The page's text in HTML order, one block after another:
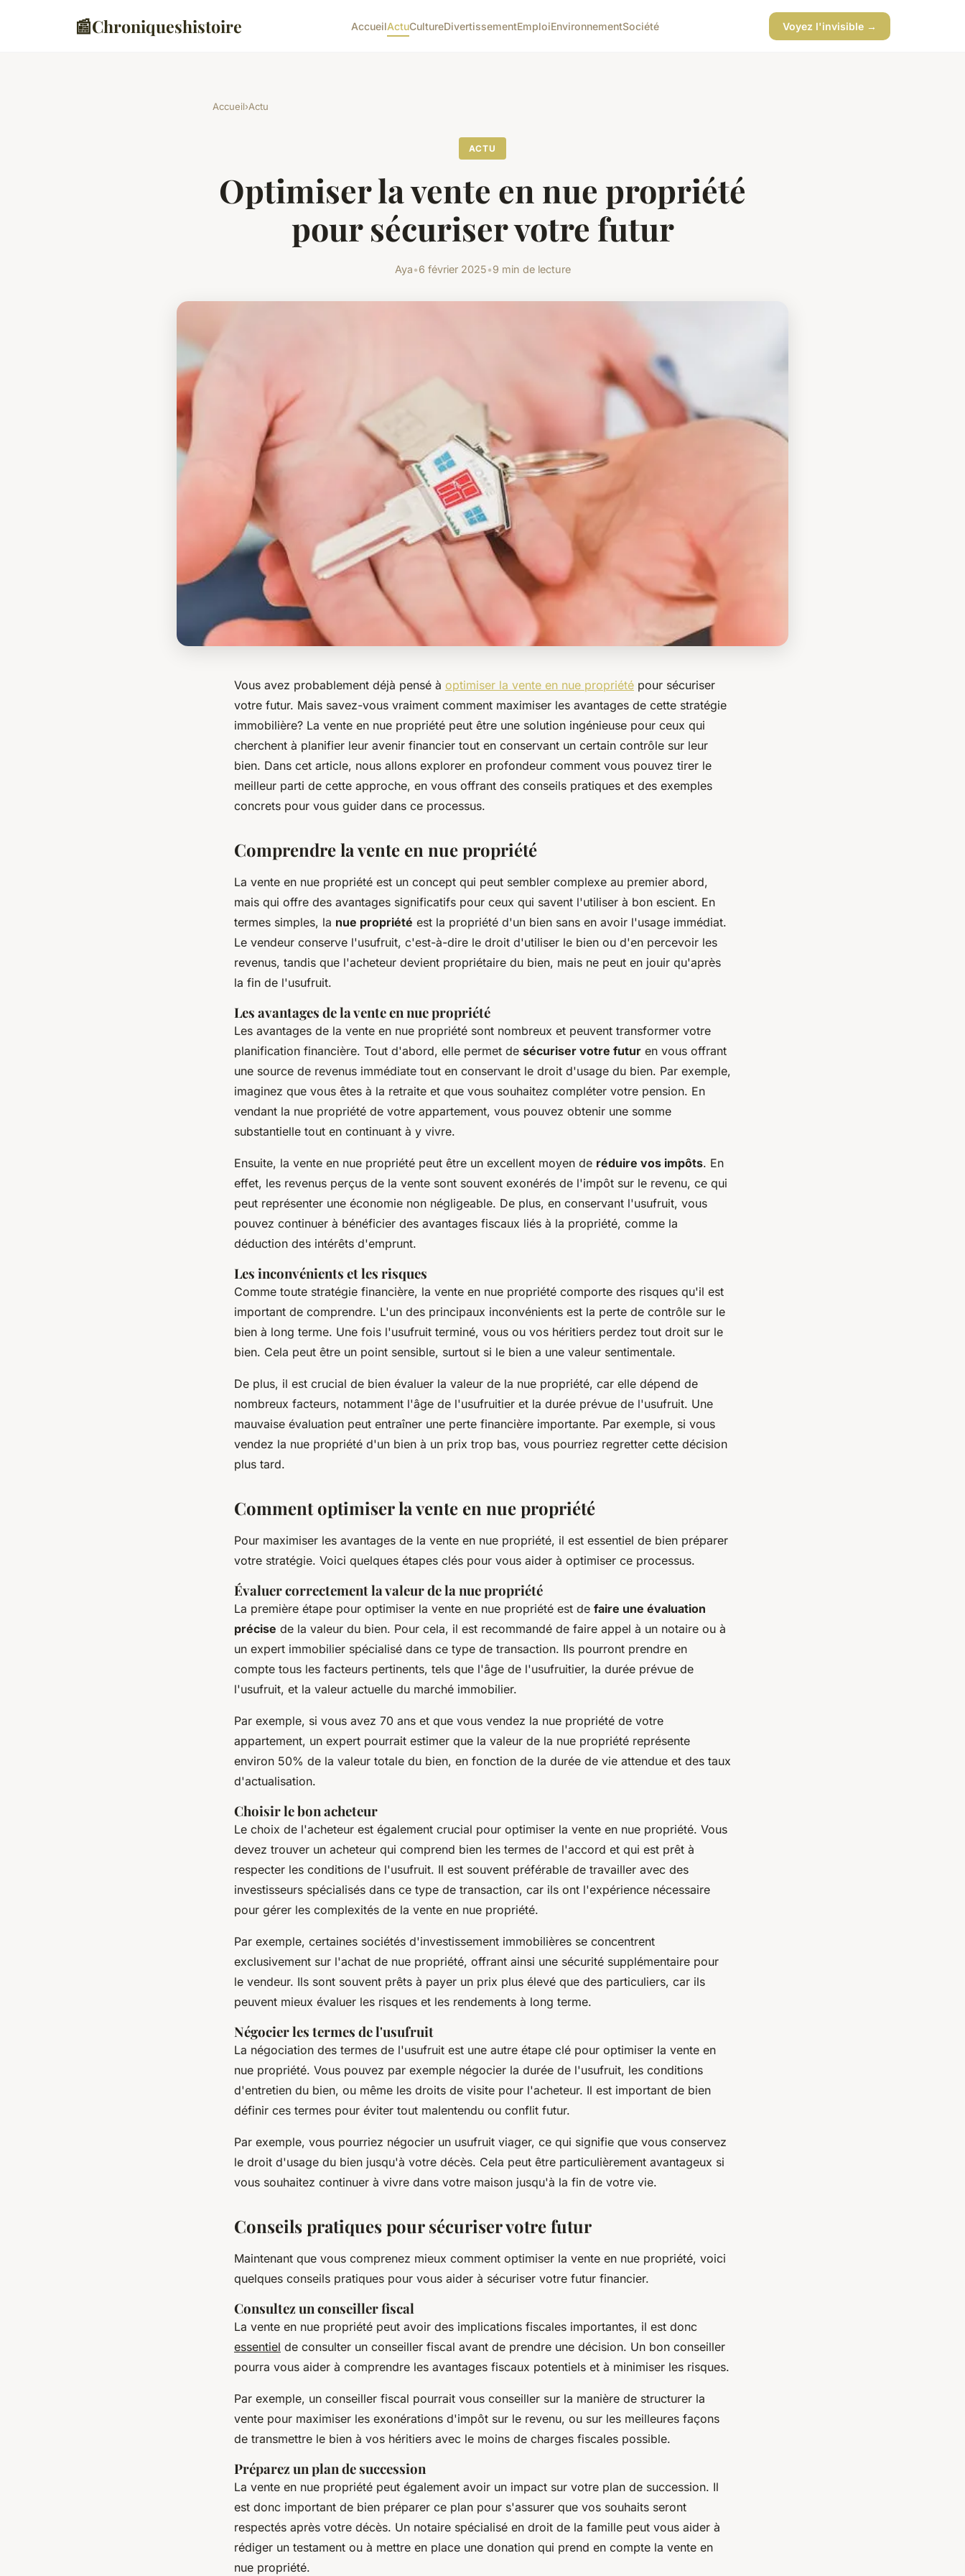
📰Chroniqueshistoire AccueilActuCultureDivertissementEmploiEnvironnementSociété Voyez l'invisible →
Accueil›Actu
ACTU
Optimiser la vente en nue propriété
pour sécuriser votre futur
Aya•6 février 2025•9 min de lecture
Vous avez probablement déjà pensé à optimiser la vente en nue propriété pour sécuriser
votre futur. Mais savez-vous vraiment comment maximiser les avantages de cette stratégie
immobilière? La vente en nue propriété peut être une solution ingénieuse pour ceux qui
cherchent à planifier leur avenir financier tout en conservant un certain contrôle sur leur
bien. Dans cet article, nous allons explorer en profondeur comment vous pouvez tirer le
meilleur parti de cette approche, en vous offrant des conseils pratiques et des exemples
concrets pour vous guider dans ce processus.
Comprendre la vente en nue propriété
La vente en nue propriété est un concept qui peut sembler complexe au premier abord,
mais qui offre des avantages significatifs pour ceux qui savent l'utiliser à bon escient. En
termes simples, la nue propriété est la propriété d'un bien sans en avoir l'usage immédiat.
Le vendeur conserve l'usufruit, c'est-à-dire le droit d'utiliser le bien ou d'en percevoir les
revenus, tandis que l'acheteur devient propriétaire du bien, mais ne peut en jouir qu'après
la fin de l'usufruit.
Les avantages de la vente en nue propriété
Les avantages de la vente en nue propriété sont nombreux et peuvent transformer votre
planification financière. Tout d'abord, elle permet de sécuriser votre futur en vous offrant
une source de revenus immédiate tout en conservant le droit d'usage du bien. Par exemple,
imaginez que vous êtes à la retraite et que vous souhaitez compléter votre pension. En
vendant la nue propriété de votre appartement, vous pouvez obtenir une somme
substantielle tout en continuant à y vivre.
Ensuite, la vente en nue propriété peut être un excellent moyen de réduire vos impôts. En
effet, les revenus perçus de la vente sont souvent exonérés de l'impôt sur le revenu, ce qui
peut représenter une économie non négligeable. De plus, en conservant l'usufruit, vous
pouvez continuer à bénéficier des avantages fiscaux liés à la propriété, comme la
déduction des intérêts d'emprunt.
Les inconvénients et les risques
Comme toute stratégie financière, la vente en nue propriété comporte des risques qu'il est
important de comprendre. L'un des principaux inconvénients est la perte de contrôle sur le
bien à long terme. Une fois l'usufruit terminé, vous ou vos héritiers perdez tout droit sur le
bien. Cela peut être un point sensible, surtout si le bien a une valeur sentimentale.
De plus, il est crucial de bien évaluer la valeur de la nue propriété, car elle dépend de
nombreux facteurs, notamment l'âge de l'usufruitier et la durée prévue de l'usufruit. Une
mauvaise évaluation peut entraîner une perte financière importante. Par exemple, si vous
vendez la nue propriété d'un bien à un prix trop bas, vous pourriez regretter cette décision
plus tard.
Comment optimiser la vente en nue propriété
Pour maximiser les avantages de la vente en nue propriété, il est essentiel de bien préparer
votre stratégie. Voici quelques étapes clés pour vous aider à optimiser ce processus.
Évaluer correctement la valeur de la nue propriété
La première étape pour optimiser la vente en nue propriété est de faire une évaluation
précise de la valeur du bien. Pour cela, il est recommandé de faire appel à un notaire ou à
un expert immobilier spécialisé dans ce type de transaction. Ils pourront prendre en
compte tous les facteurs pertinents, tels que l'âge de l'usufruitier, la durée prévue de
l'usufruit, et la valeur actuelle du marché immobilier.
Par exemple, si vous avez 70 ans et que vous vendez la nue propriété de votre
appartement, un expert pourrait estimer que la valeur de la nue propriété représente
environ 50% de la valeur totale du bien, en fonction de la durée de vie attendue et des taux
d'actualisation.
Choisir le bon acheteur
Le choix de l'acheteur est également crucial pour optimiser la vente en nue propriété. Vous
devez trouver un acheteur qui comprend bien les termes de l'accord et qui est prêt à
respecter les conditions de l'usufruit. Il est souvent préférable de travailler avec des
investisseurs spécialisés dans ce type de transaction, car ils ont l'expérience nécessaire
pour gérer les complexités de la vente en nue propriété.
Par exemple, certaines sociétés d'investissement immobilières se concentrent
exclusivement sur l'achat de nue propriété, offrant ainsi une sécurité supplémentaire pour
le vendeur. Ils sont souvent prêts à payer un prix plus élevé que des particuliers, car ils
peuvent mieux évaluer les risques et les rendements à long terme.
Négocier les termes de l'usufruit
La négociation des termes de l'usufruit est une autre étape clé pour optimiser la vente en
nue propriété. Vous pouvez par exemple négocier la durée de l'usufruit, les conditions
d'entretien du bien, ou même les droits de visite pour l'acheteur. Il est important de bien
définir ces termes pour éviter tout malentendu ou conflit futur.
Par exemple, vous pourriez négocier un usufruit viager, ce qui signifie que vous conservez
le droit d'usage du bien jusqu'à votre décès. Cela peut être particulièrement avantageux si
vous souhaitez continuer à vivre dans votre maison jusqu'à la fin de votre vie.
Conseils pratiques pour sécuriser votre futur
Maintenant que vous comprenez mieux comment optimiser la vente en nue propriété, voici
quelques conseils pratiques pour vous aider à sécuriser votre futur financier.
Consultez un conseiller fiscal
La vente en nue propriété peut avoir des implications fiscales importantes, il est donc
essentiel de consulter un conseiller fiscal avant de prendre une décision. Un bon conseiller
pourra vous aider à comprendre les avantages fiscaux potentiels et à minimiser les risques.
Par exemple, un conseiller fiscal pourrait vous conseiller sur la manière de structurer la
vente pour maximiser les exonérations d'impôt sur le revenu, ou sur les meilleures façons
de transmettre le bien à vos héritiers avec le moins de charges fiscales possible.
Préparez un plan de succession
La vente en nue propriété peut également avoir un impact sur votre plan de succession. Il
est donc important de bien préparer ce plan pour s'assurer que vos souhaits seront
respectés après votre décès. Un notaire spécialisé en droit de la famille peut vous aider à
rédiger un testament ou à mettre en place une donation qui prend en compte la vente en
nue propriété.